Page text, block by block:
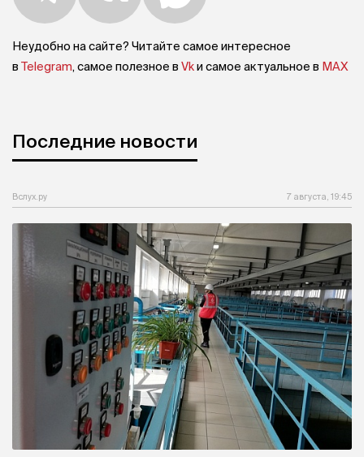
Неудобно на сайте? Читайте самое интересное
в Telegram, самое полезное в Vkи самое актуальное в MAX
Последние новости
Вслух.ру 7 августа, 19:45